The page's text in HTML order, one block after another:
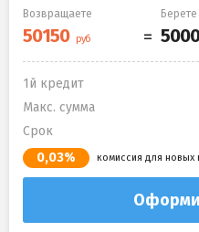
Возвращаете Берете
1й кредит
Макс. сумма
Срок
0,03% комиссия для новых